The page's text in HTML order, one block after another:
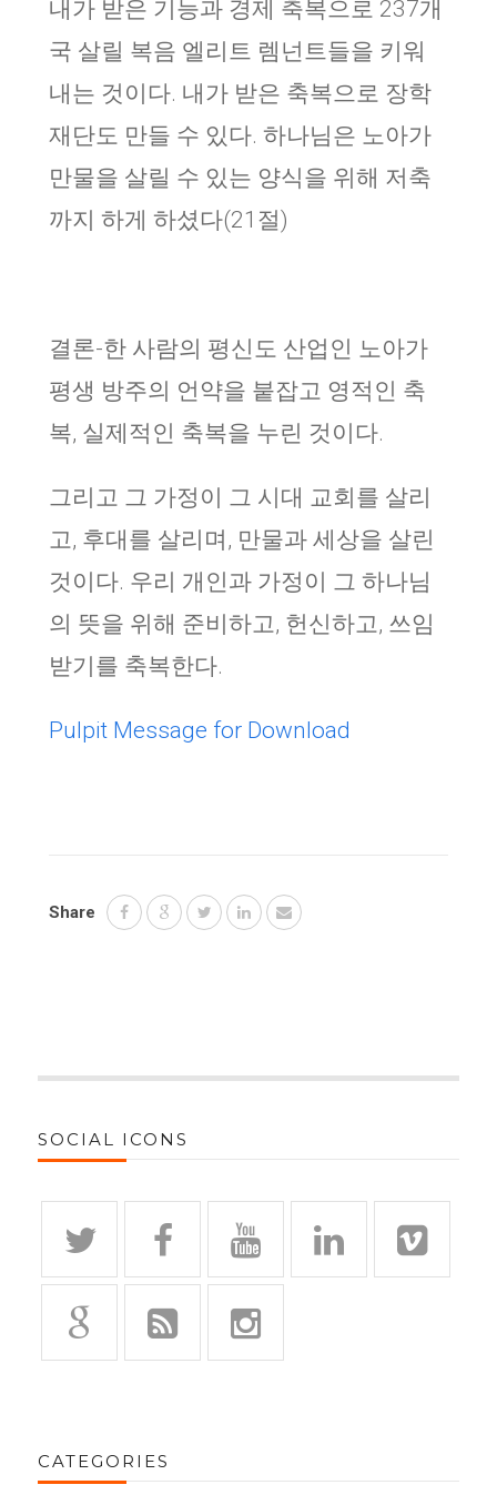
내가 받은 기능과 경제 축복으로 237개
국 살릴 복음 엘리트 렘넌트들을 키워
내는 것이다. 내가 받은 축복으로 장학
재단도 만들 수 있다. 하나님은 노아가
만물을 살릴 수 있는 양식을 위해 저축
까지 하게 하셨다(21절)
결론-한 사람의 평신도 산업인 노아가
평생 방주의 언약을 붙잡고 영적인 축
복, 실제적인 축복을 누린 것이다.
그리고 그 가정이 그 시대 교회를 살리
고, 후대를 살리며, 만물과 세상을 살린
것이다. 우리 개인과 가정이 그 하나님
의 뜻을 위해 준비하고, 헌신하고, 쓰임
받기를 축복한다.
Pulpit Message for Download
Share
SOCIAL ICONS
CATEGORIES